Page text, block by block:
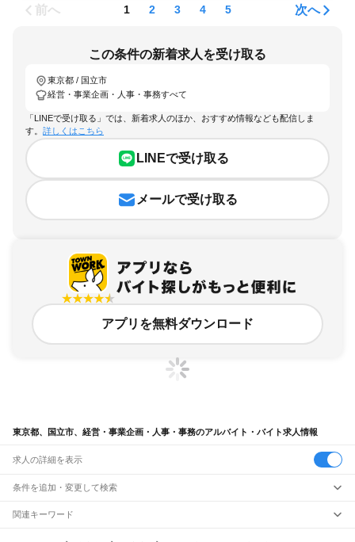
前へ 1 2 3 4 5 次へ
この条件の新着求人を受け取る
東京都 / 国立市
経営・事業企画・人事・事務すべて
「LINEで受け取る」では、新着求人のほか、おすすめ情報なども配信しま
す。 詳しくはこちら
LINEで受け取る
メールで受け取る
アプリを無料ダウンロード
東京都、国立市、経営・事業企画・人事・事務のアルバイト・バイト求人情報
求人の詳細を表示
条件を追加・変更して検索
市区町村を追加・変更
関連キーワード